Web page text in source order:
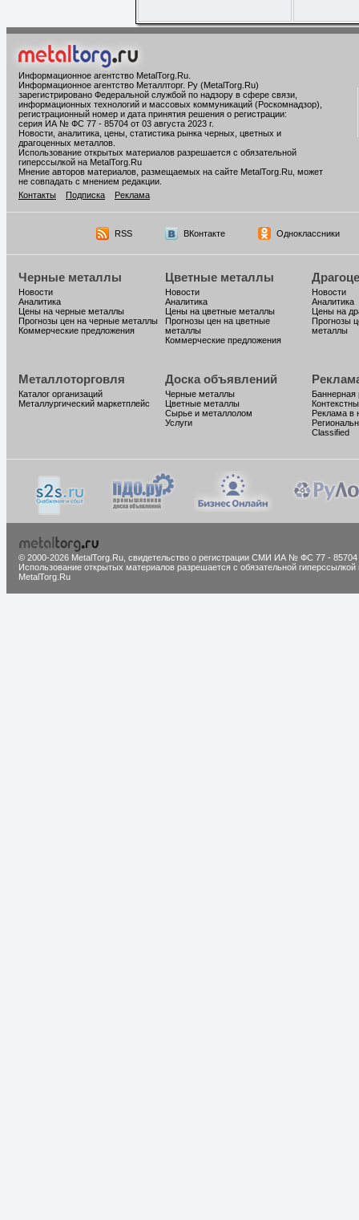
Информационное агентство MetalTorg.Ru
Информационное агентство Металлторг. Ру (MetalTorg.Ru)
зарегистрировано Федеральной службой по надзору в сфере связи,
информационных технологий и массовых коммуникаций (Роскомнадзор),
регистрационный номер и дата принятия решения о регистрации:
серия ИА № ФС 77 - 85704 от 03 августа 2023 г.
Новости, аналитика, цены, статистика рынка черных, цветных и
драгоценных металлов.
Использование открытых материалов разрешается с обязательной
гиперссылкой на MetalTorg.Ru
Мнение авторов материалов, размещаемых на сайте MetalTorg.Ru, может
не совпадать с мнением редакции.
Контакты
Подписка Реклама
RSS ВКонтакте Одноклассники
Черные металлы
Новости
Аналитика
Цены на черные металлы
Прогнозы цен на черные металлы
Коммерческие предложения
Цветные металлы
Новости
Аналитика
Цены на цветные металлы
Прогнозы цен на цветные
металлы
Коммерческие предложения
Новости
Аналитика
Цены на
Прогнозы
металлы
Металлоторговля
Каталог организаций
Металлургический маркетплейс
Доска объявлений
Черные металлы
Цветные металлы
Сырье и металлолом
Услуги
Баннерная
Реклама в
Classified
© 2000-2026 MetalTorg.Ru, cвидетельство о регистрации СМИ ИА № ФС 77 - 85704
Использование открытых материалов разрешается с обязательной гиперссылкой
MetalTorg.Ru